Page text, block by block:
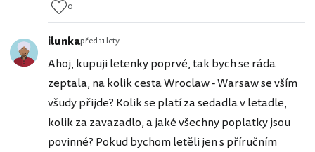
0
ilunkapřed 11 lety
Ahoj, kupuji letenky poprvé, tak bych se ráda
zeptala, na kolik cesta Wroclaw - Warsaw se vším
všudy přijde? Kolik se platí za sedadla v letadle,
kolik za zavazadlo, a jaké všechny poplatky jsou
povinné? Pokud bychom letěli jen s příručním